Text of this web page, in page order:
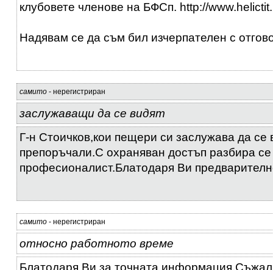
клубовете членове на БФСп. http://
Надявам се да съм бил изчерпателен с
самито - нерегистриран
заслужаващи да се видят
Г-н Стоичков,кои пещери си заслужава да се
препоръчали.С охраняван достъп разбира
професионалист.Блатодаря Ви
самито - нерегистриран
относно работното време
Блатодаря Ви за точната